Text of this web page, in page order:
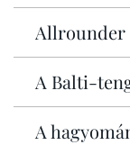
Allrounder
A Balti-
A